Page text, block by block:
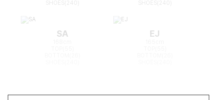
SA EJ